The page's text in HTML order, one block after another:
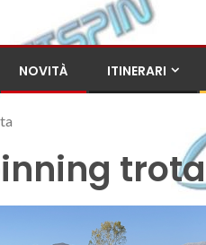
NOVITÀ ITINERARI
trota